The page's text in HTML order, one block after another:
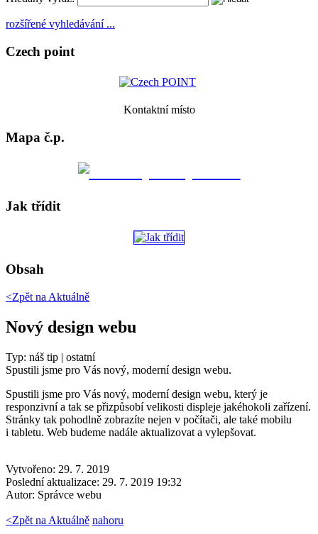
rozšířené vyhledávání ...
Czech point
Kontaktní místo
Mapa č.p.
Jak třídit
Obsah
<Zpět na Aktuálně
Nový design webu
Typ: náš tip | ostatní
Spustili jsme pro Vás nový, moderní design webu.
Spustili jsme pro Vás nový, moderní design webu, který je
responzivní a tak se přizpůsobí velikosti displeje jakéhokoli zařízení.
Stránky tak pohodlně zobrazíte nejen v počítači, ale také mobilu
i tabletu. Web budeme nadále aktualizovat a vylepšovat.
Vytvořeno: 29. 7. 2019
Poslední aktualizace: 29. 7. 2019 19:32
Autor: Správce webu
<Zpět na Aktuálně nahoru